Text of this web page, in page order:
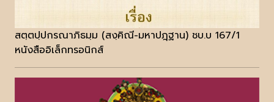
สตฺตปฺปกรณาภิธมฺม (สงฺคิณี-มหาปฎฺฐาน) ชบ.บ 167/1
หนังสืออิเล็กทรอนิกส์